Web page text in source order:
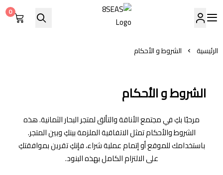
8SEAS
0
الرئيسية الشروط و الأحكام
الشروط و الأحكام
مرحبًا بكِ في مجتمع الأناقة والتألق لمتجر البحار الثمانية. هذه
الشروط والأحكام تمثل الاتفاقية الملزمة بينكِ وبين المتجر.
باستخدامك للموقع أو إتمام عملية شراء، فإنكِ تقرين بموافقتكِ
على الالتزام الكامل بهذه البنود.